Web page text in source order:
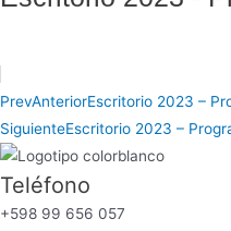
PrevAnteriorEscritorio 2023 –
SiguienteEscritorio 2023 –
Teléfono
+598 99 656 057